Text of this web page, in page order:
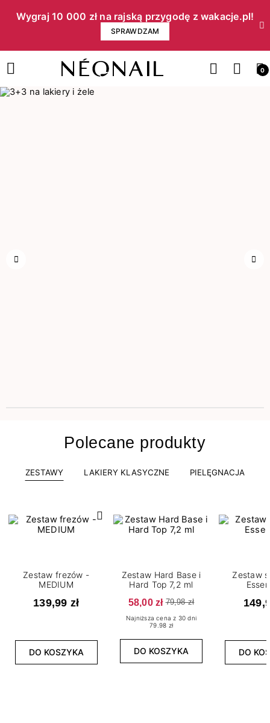
Wygraj 10 000 zł na rajską przygodę z wakacje.pl!​
SPRAWDZAM
0
Polecane produkty
ZESTAWY LAKIERY KLASYCZNE PIELĘGNACJA
Zestaw frezów -
MEDIUM
139,99 zł
DO KOSZYKA
Zestaw Hard Base i
Hard Top 7,2 ml
58,00 zł 79,98 zł
Najniższa cena z 30 dni
79.98 zł
DO KOSZYKA
Zestaw
DO